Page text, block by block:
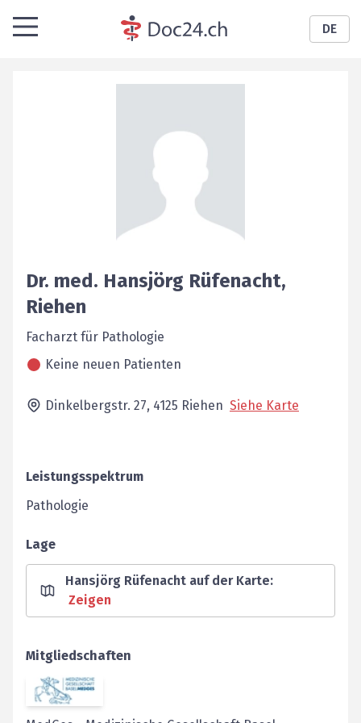
DE
Dr. med. Hansjörg Rüfenacht,
Riehen
Facharzt für Pathologie
Keine neuen Patienten
Dinkelbergstr. 27, 4125 Riehen Siehe Karte
Leistungsspektrum
Pathologie
Lage
Hansjörg Rüfenacht auf der Karte:
Zeigen
Mitgliedschaften